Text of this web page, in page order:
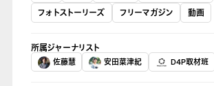
フォトストーリーズ
フリーマガジン 動画
所属ジャーナリスト
佐藤慧 安田菜津紀 D4P取材班